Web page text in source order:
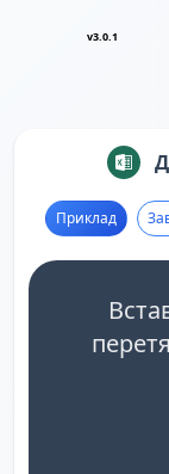
v3.0.1
Приклад